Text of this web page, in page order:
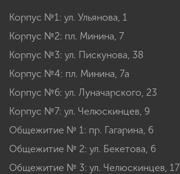
Корпус №1: ул. Ульянова, 1
Корпус №2: пл. Минина, 7
Корпус №3: ул. Пискунова, 38
Корпус №4: пл. Минина, 7а
Корпус №6: ул. Луначарского, 23
Корпус №7: ул. Челюскинцев, 9
Общежитие № 1: пр. Гагарина, 6
Общежитие № 2: ул. Бекетова, 6
Общежитие № 3: ул. Челюскинцев, 17